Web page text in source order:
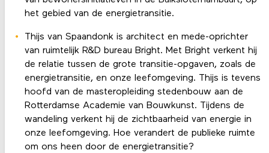
het gebied van de energietransitie.
Thijs van Spaandonk is architect en mede-oprichter
van ruimtelijk R&D bureau Bright. Met Bright verkent hij
de relatie tussen de grote transitie-opgaven, zoals de
energietransitie, en onze leefomgeving. Thijs is tevens
hoofd van de masteropleiding stedenbouw aan de
Rotterdamse Academie van Bouwkunst. Tijdens de
wandeling verkent hij de zichtbaarheid van energie in
onze leefomgeving. Hoe verandert de publieke ruimte
om ons heen door de energietransitie?